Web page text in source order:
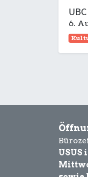
6.
USUS